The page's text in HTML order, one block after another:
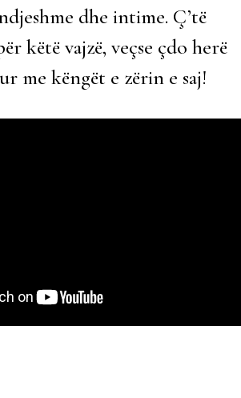
dhe intime. Ç’të
këtë vajzë, veçse çdo herë
me këngët e zërin e saj!